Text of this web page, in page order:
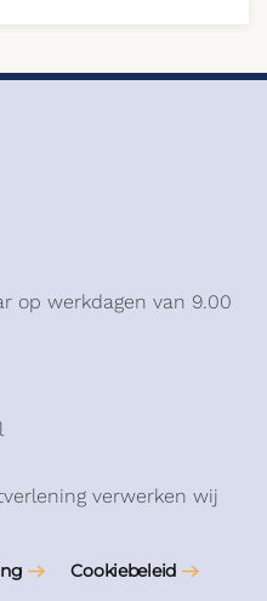
op werkdagen van 9.00
verwerken wij
Cookiebeleid